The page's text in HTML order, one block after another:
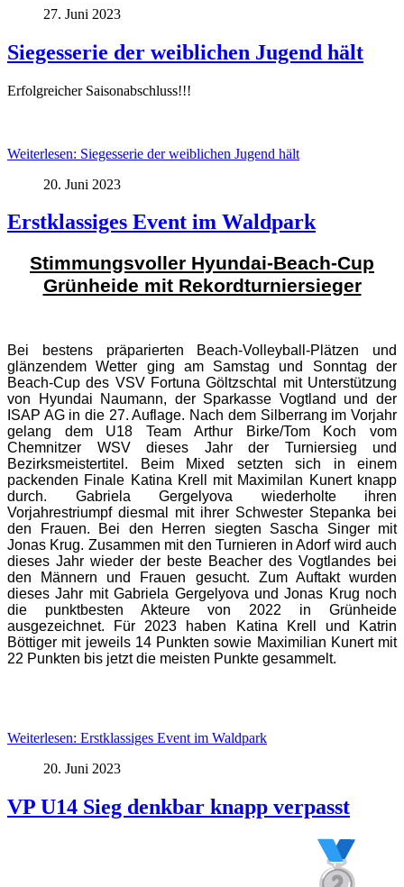
27. Juni 2023
Siegesserie der weiblichen Jugend hält
Erfolgreicher Saisonabschluss!!!
Weiterlesen: Siegesserie der weiblichen Jugend hält
20. Juni 2023
Erstklassiges Event im Waldpark
Stimmungsvoller Hyundai-Beach-Cup
Grünheide mit Rekordturniersieger
Bei bestens präparierten Beach-Volleyball-Plätzen und
glänzendem Wetter ging am Samstag und Sonntag der
Beach-Cup des VSV Fortuna Göltzschtal mit Unterstützung
von Hyundai Naumann, der Sparkasse Vogtland und der
ISAP AG in die 27. Auflage. Nach dem Silberrang im Vorjahr
gelang dem U18 Team Arthur Birke/Tom Koch vom
Chemnitzer WSV dieses Jahr der Turniersieg und
Bezirksmeistertitel. Beim Mixed setzten sich in einem
packenden Finale Katina Krell mit Maximilan Kunert knapp
durch. Gabriela Gergelyova wiederholte ihren
Vorjahrestriumpf diesmal mit ihrer Schwester Stepanka bei
den Frauen. Bei den Herren siegten Sascha Singer mit
Jonas Krug. Zusammen mit den Turnieren in Adorf wird auch
dieses Jahr wieder der beste Beacher des Vogtlandes bei
den Männern und Frauen gesucht. Zum Auftakt wurden
dieses Jahr mit Gabriela Gergelyova und Jonas Krug noch
die punktbesten Akteure von 2022 in Grünheide
ausgezeichnet. Für 2023 haben Katina Krell und Katrin
Böttiger mit jeweils 14 Punkten sowie Maximilian Kunert mit
22 Punkten bis jetzt die meisten Punkte gesammelt.
Weiterlesen: Erstklassiges Event im Waldpark
20. Juni 2023
VP U14 Sieg denkbar knapp verpasst